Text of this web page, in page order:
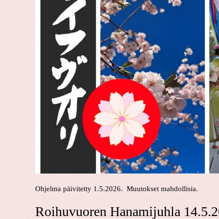
Ohjelma päivitetty 1.5.2026. Muutokset mahdollisia.
Roihuvuoren Hanamijuhla